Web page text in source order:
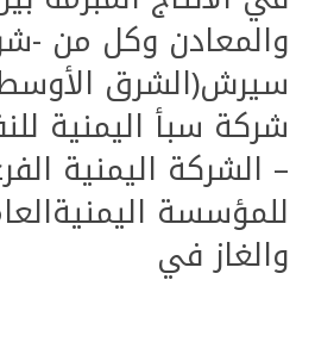
والمعادن وكل من -
سيرش(الشرق
شركة سبأ اليمنية
– الشركة اليمنية
للمؤسسة
والغاز في